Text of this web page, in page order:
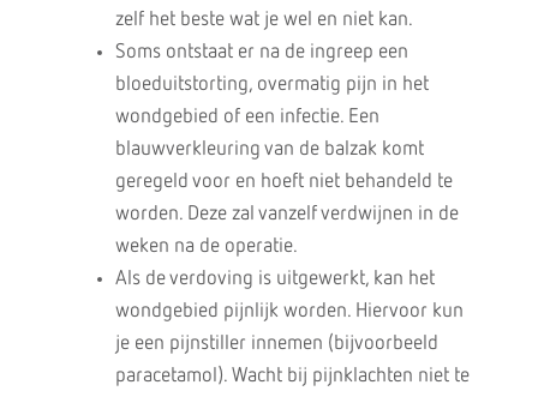
zelf het beste wat je wel en niet kan.
Soms ontstaat er na de ingreep een
bloeduitstorting, overmatig pijn in het
wondgebied of een infectie. Een
blauwverkleuring van de balzak komt
geregeld voor en hoeft niet behandeld te
worden. Deze zal vanzelf verdwijnen in de
weken na de operatie.
Als de verdoving is uitgewerkt, kan het
wondgebied pijnlijk worden. Hiervoor kun
je een pijnstiller innemen (bijvoorbeeld
paracetamol). Wacht bij pijnklachten niet te